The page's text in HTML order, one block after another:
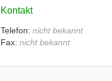
Kontakt
Telefon: nicht bekannt
Fax: nicht bekannt